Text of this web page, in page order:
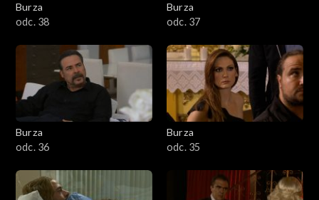
Burza
odc. 38
Burza
odc. 37
Burza
odc. 36
Burza
odc. 35